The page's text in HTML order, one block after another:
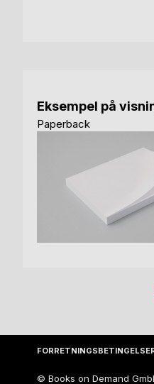
Eksempel på
Paperback
© Books on Demand